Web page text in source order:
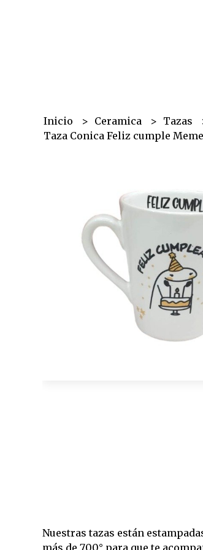
Inicio Ceramica Tazas
Taza Conica Feliz cumple Meme
Nuestras tazas están